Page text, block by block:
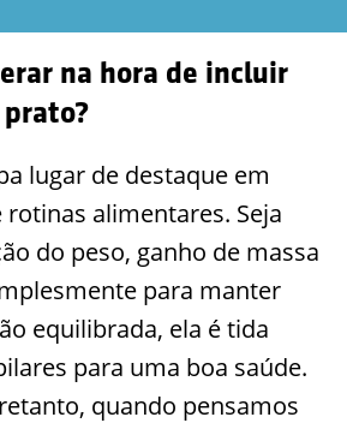
na hora de incluir
lugar de destaque em
alimentares. Seja
do peso, ganho de massa
para manter
equilibrada, ela é tida
para uma boa saúde.
quando pensamos